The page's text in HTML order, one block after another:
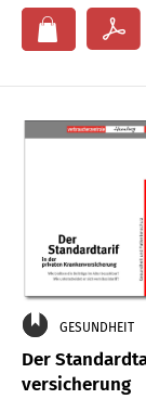
GESUNDHEIT
Der
versicherung